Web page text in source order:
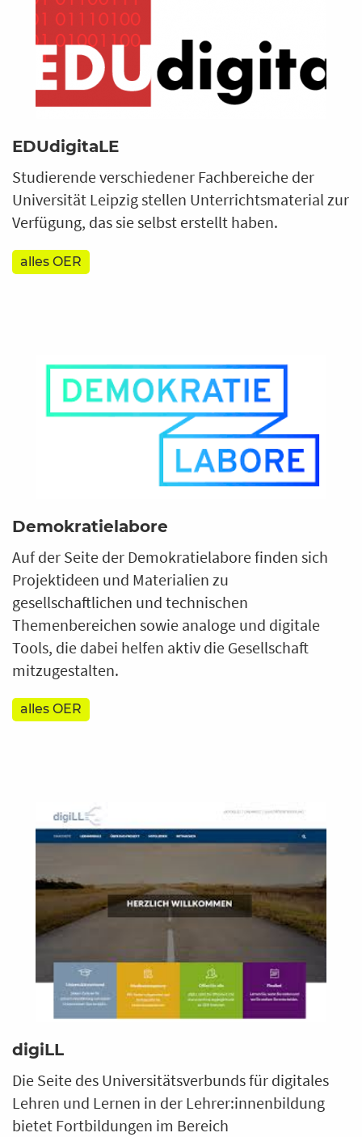
EDUdigitaLE
Studierende verschiedener Fachbereiche der
Universität Leipzig stellen Unterrichtsmaterial zur
Verfügung, das sie selbst erstellt haben.
alles OER
Demokratielabore
Auf der Seite der Demokratielabore finden sich
Projektideen und Materialien zu
gesellschaftlichen und technischen
Themenbereichen sowie analoge und digitale
Tools, die dabei helfen aktiv die Gesellschaft
mitzugestalten.
alles OER
digiLL
Die Seite des Universitätsverbunds für digitales
Lehren und Lernen in der Lehrer:innenbildung
bietet Fortbildungen im Bereich